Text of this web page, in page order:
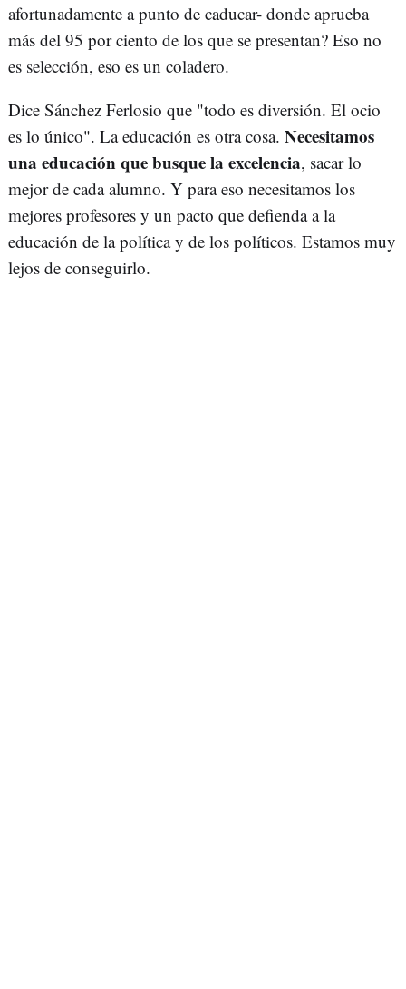
afortunadamente a punto de caducar- donde aprueba
más del 95 por ciento de los que se presentan? Eso no
es selección, eso es un coladero.
Dice Sánchez Ferlosio que "todo es diversión. El ocio
es lo único". La educación es otra cosa. Necesitamos
una educación que busque la excelencia, sacar lo
mejor de cada alumno. Y para eso necesitamos los
mejores profesores y un pacto que defienda a la
educación de la política y de los políticos. Estamos muy
lejos de conseguirlo.